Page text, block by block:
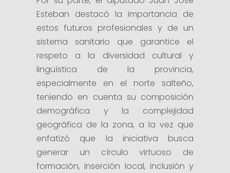
Esteban destacó la importancia de
estos futuros profesionales y de un
sistema sanitario que garantice el
respeto a la diversidad cultural y
lingüística de la provincia,
especialmente en el norte salteño,
teniendo en cuenta su composición
demográfica y la complejidad
geográfica de la zona, a la vez que
enfatizó que la iniciativa busca
generar un círculo virtuoso de
formación, inserción local, inclusión y